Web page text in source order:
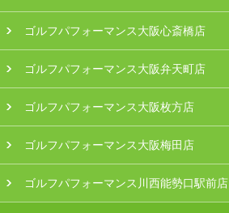
ゴルフパフォーマンス大阪心斎橋店
ゴルフパフォーマンス大阪弁天町店
ゴルフパフォーマンス大阪枚方店
ゴルフパフォーマンス大阪梅田店
ゴルフパフォーマンス川西能勢口駅前店